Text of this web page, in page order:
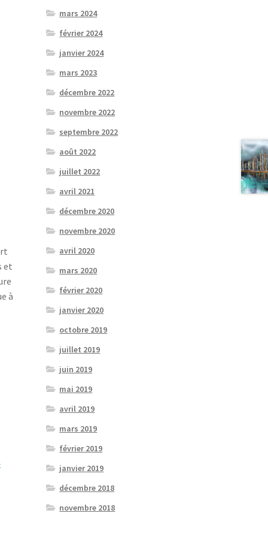
et
à
mars 2024
février 2024
janvier 2024
mars 2023
décembre 2022
novembre 2022
septembre 2022
août 2022
juillet 2022
avril 2021
décembre 2020
novembre 2020
avril 2020
mars 2020
février 2020
janvier 2020
octobre 2019
juillet 2019
juin 2019
mai 2019
avril 2019
mars 2019
février 2019
janvier 2019
décembre 2018
novembre 2018